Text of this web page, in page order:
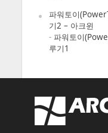
파워토이
기2 – 아크윈
- 파워토이
루기1